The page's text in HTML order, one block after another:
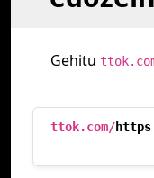
Gehitu
ttok.com/